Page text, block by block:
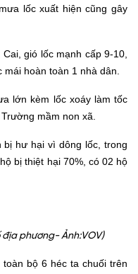
lốc xuất hiện cũng gây
gió lốc mạnh cấp 9-10,
mái hoàn toàn 1 nhà dân.
lớn kèm lốc xoáy làm tốc
mầm non xã.
hư hại vì dông lốc, trong
bị thiệt hại 70%, có 02 hộ
phương- Ảnh:VOV)
bộ 6 héc ta chuối trên